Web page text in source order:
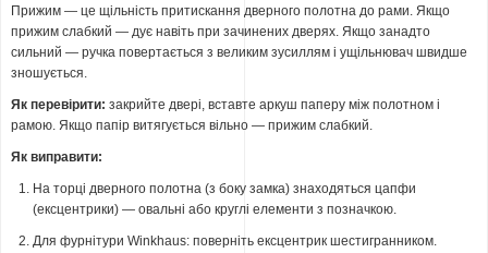
Прижим — це щільність притискання дверного полотна до рами. Якщо
прижим слабкий — дує навіть при зачинених дверях. Якщо занадто
сильний — ручка повертається з великим зусиллям і ущільнювач швидше
зношується.
Як перевірити: закрийте двері, вставте аркуш паперу між полотном і
рамою. Якщо папір витягується вільно — прижим слабкий.
Як виправити:
На торці дверного полотна (з боку замка) знаходяться цапфи
(ексцентрики) — овальні або круглі елементи з позначкою.
Для фурнітури Winkhaus: поверніть ексцентрик шестигранником.